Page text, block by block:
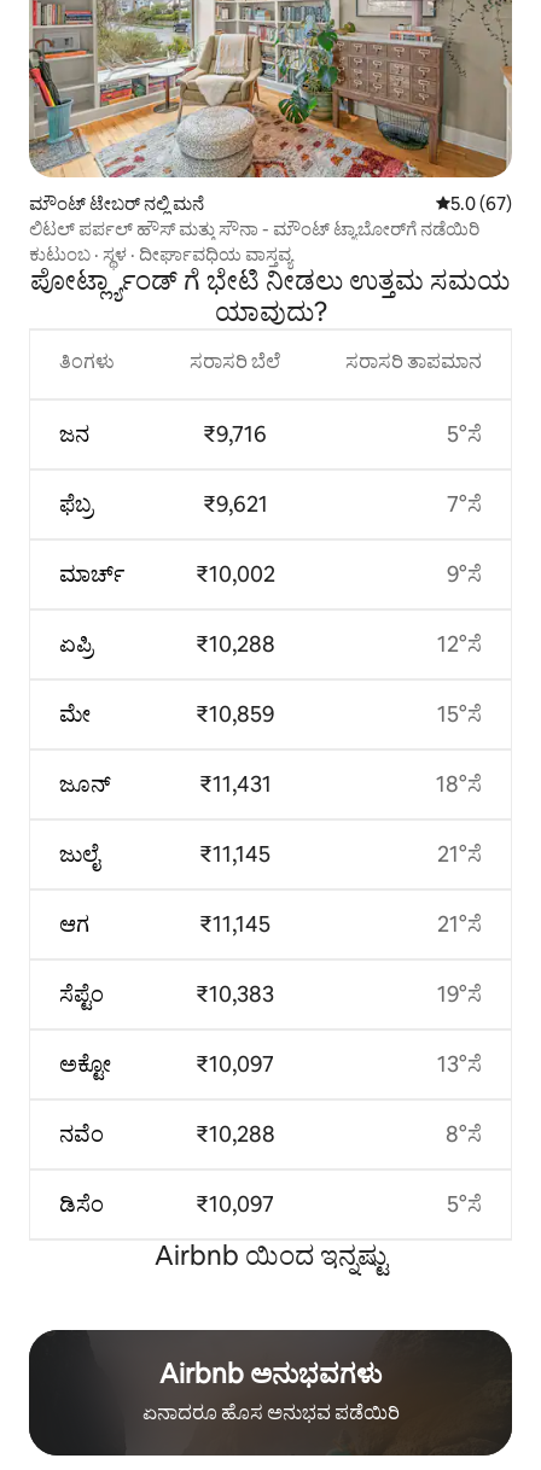
ಮೌಂಟ್ ಟೇಬರ್ ನಲ್ಲಿ ಮನೆ 5 ರಲ್ಲಿ 5.0
5.0 (67)
ಲಿಟಲ್ ಪರ್ಪಲ್ ಹೌಸ್ ಮತ್ತು ಸೌನಾ - ಮೌಂಟ್ ಟ್ಯಾಬೋರ್‌ಗೆ ನಡೆಯಿರಿ
ಕುಟುಂಬ · ಸ್ಥಳ · ದೀರ್ಘಾವಧಿಯ ವಾಸ್ತವ್ಯ
ಪೋರ್ಟ್ಲ್ಯಾಂಡ್ ಗೆ ಭೇಟಿ ನೀಡಲು ಉತ್ತಮ ಸಮಯ
ಯಾವುದು?
ತಿಂಗಳು
ಜನ
ಫೆಬ್ರ
ಮಾರ್ಚ್
ಏಪ್ರಿ
ಮೇ
ಜೂನ್
ಜುಲೈ
ಆಗ
ಸೆಪ್ಟೆಂ
ಅಕ್ಟೋ
ನವೆಂ
ಡಿಸೆಂ
ಸರಾಸರಿ ಬೆಲೆ
₹9,716
₹9,621
₹10,002
₹10,288
₹10,859
₹11,431
₹11,145
₹11,145
₹10,383
₹10,097
₹10,288
₹10,097
ಸರಾಸರಿ ತಾಪಮಾನ
5°ಸೆ
7°ಸೆ
9°ಸೆ
12°ಸೆ
15°ಸೆ
18°ಸೆ
21°ಸೆ
21°ಸೆ
19°ಸೆ
13°ಸೆ
8°ಸೆ
5°ಸೆ
Airbnb ಯಿಂದ ಇನ್ನಷ್ಟು
Airbnb ಅನುಭವಗಳು
ಏನಾದರೂ ಹೊಸ ಅನುಭವ ಪಡೆಯಿರಿ